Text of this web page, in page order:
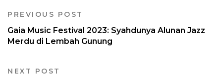
PREVIOUS POST
Gaia Music Festival 2023: Syahdunya Alunan Jazz
Merdu di Lembah Gunung
NEXT POST